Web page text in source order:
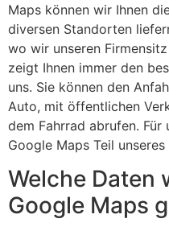
Maps können wir Ihnen
diversen Standorten
wo wir unseren
zeigt Ihnen immer den
uns. Sie können den
Auto, mit öffentlichen
dem Fahrrad abrufen.
Google Maps Teil unseres
Welche Daten
Google Maps